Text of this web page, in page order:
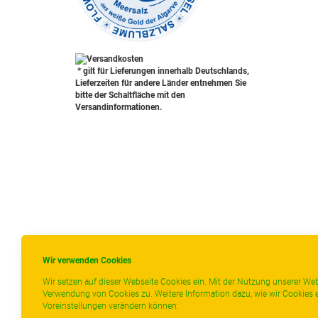
Wir verwenden Cookies
Wir setzen auf dieser Webseite Cookies ein. Mit der Nutzung unserer
Verwendung von Cookies zu. Weitere Information dazu, wie wir Cookies
Voreinstellungen verändern können:
* gilt für Lieferungen innerhalb Deutschlands,
Lieferzeiten für andere Länder entnehmen Sie
bitte der Schaltfläche mit den
Versandinformationen.